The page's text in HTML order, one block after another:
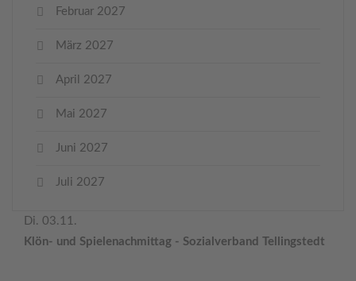
Februar 2027
März 2027
April 2027
Mai 2027
Juni 2027
Juli 2027
Di. 03.11.
Klön- und Spielenachmittag - Sozialverband Tellingstedt